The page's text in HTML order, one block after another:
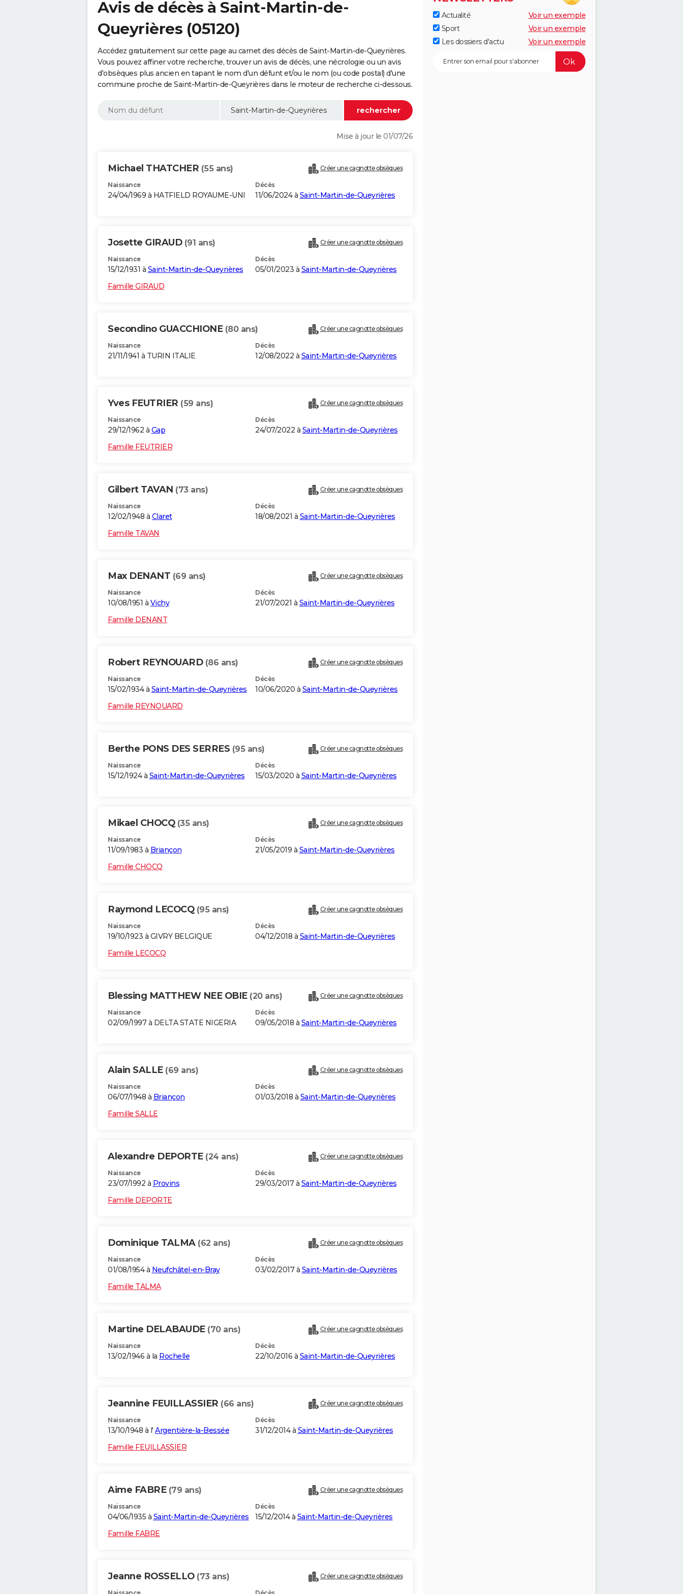
Avis de décès à Saint-Martin-de-
Queyrières (05120)
Accédez gratuitement sur cette page au carnet des décès de Saint-Martin-de-Queyrières.
Vous pouvez affiner votre recherche, trouver un avis de décès, une nécrologie ou un avis
d'obsèques plus ancien en tapant le nom d'un défunt et/ou le nom (ou code postal) d'une
commune proche de Saint-Martin-de-Queyrières dans le moteur de recherche ci-dessous.
Mise à jour le 01/07/26
Michael THATCHER (55 ans) Créer une cagnotte obsèques
Naissance
24/04/1969 à HATFIELD ROYAUME-UNI
Décès
11/06/2024 à Saint-Martin-de-Queyrières
Josette GIRAUD (91 ans) Créer une cagnotte obsèques
Naissance
15/12/1931 à Saint-Martin-de-Queyrières
Décès
05/01/2023 à Saint-Martin-de-Queyrières
Famille GIRAUD
Secondino GUACCHIONE (80 ans) Créer une cagnotte obsèques
Naissance
21/11/1941 à TURIN ITALIE
Décès
12/08/2022 à Saint-Martin-de-Queyrières
Yves FEUTRIER (59 ans) Créer une cagnotte obsèques
Naissance
29/12/1962 à Gap
Décès
24/07/2022 à Saint-Martin-de-Queyrières
Famille FEUTRIER
Gilbert TAVAN (73 ans) Créer une cagnotte obsèques
Naissance
12/02/1948 à Claret
Décès
18/08/2021 à Saint-Martin-de-Queyrières
Famille TAVAN
Max DENANT (69 ans) Créer une cagnotte obsèques
Naissance
10/08/1951 à Vichy
Décès
21/07/2021 à Saint-Martin-de-Queyrières
Famille DENANT
Robert REYNOUARD (86 ans) Créer une cagnotte obsèques
Naissance
15/02/1934 à Saint-Martin-de-Queyrières
Décès
10/06/2020 à Saint-Martin-de-Queyrières
Famille REYNOUARD
Berthe PONS DES SERRES (95 ans) Créer une cagnotte obsèques
Naissance
15/12/1924 à Saint-Martin-de-Queyrières
Décès
15/03/2020 à Saint-Martin-de-Queyrières
Mikael CHOCQ (35 ans) Créer une cagnotte obsèques
Naissance
11/09/1983 à Briançon
Décès
21/05/2019 à Saint-Martin-de-Queyrières
Famille CHOCQ
Raymond LECOCQ (95 ans) Créer une cagnotte obsèques
Naissance
19/10/1923 à GIVRY BELGIQUE
Décès
04/12/2018 à Saint-Martin-de-Queyrières
Famille LECOCQ
Blessing MATTHEW NEE OBIE (20 ans) Créer une cagnotte obsèques
Naissance
02/09/1997 à DELTA STATE NIGERIA
Décès
09/05/2018 à Saint-Martin-de-Queyrières
Alain SALLE (69 ans) Créer une cagnotte obsèques
Naissance
06/07/1948 à Briançon
Décès
01/03/2018 à Saint-Martin-de-Queyrières
Famille SALLE
Alexandre DEPORTE (24 ans) Créer une cagnotte obsèques
Naissance
23/07/1992 à Provins
Décès
29/03/2017 à Saint-Martin-de-Queyrières
Famille DEPORTE
Dominique TALMA (62 ans) Créer une cagnotte obsèques
Naissance
01/08/1954 à Neufchâtel-en-Bray
Décès
03/02/2017 à Saint-Martin-de-Queyrières
Famille TALMA
Martine DELABAUDE (70 ans) Créer une cagnotte obsèques
Naissance
13/02/1946 à la Rochelle
Décès
22/10/2016 à Saint-Martin-de-Queyrières
Jeannine FEUILLASSIER (66 ans) Créer une cagnotte obsèques
Naissance
13/10/1948 à l' Argentière-la-Bessée
Décès
31/12/2014 à Saint-Martin-de-Queyrières
Famille FEUILLASSIER
Aime FABRE (79 ans) Créer une cagnotte obsèques
Naissance
04/06/1935 à Saint-Martin-de-Queyrières
Décès
15/12/2014 à Saint-Martin-de-Queyrières
Famille FABRE
Jeanne ROSSELLO (73 ans) Créer une cagnotte obsèques
Actualité
Voir un exemple
Sport
Voir un exemple
Les dossiers d'actu
Voir un exemple